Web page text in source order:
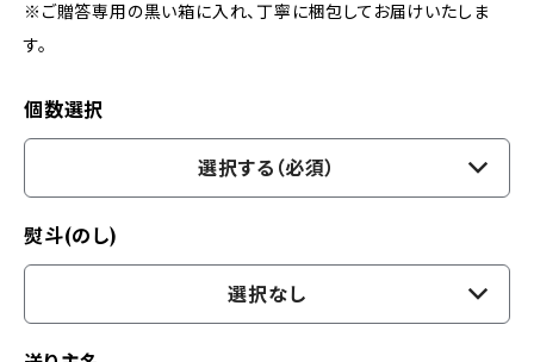
※ご贈答専用の黒い箱に入れ、丁寧に梱包してお届けいたしま
す。
個数選択
選択する（必須）
熨斗(のし)
選択なし